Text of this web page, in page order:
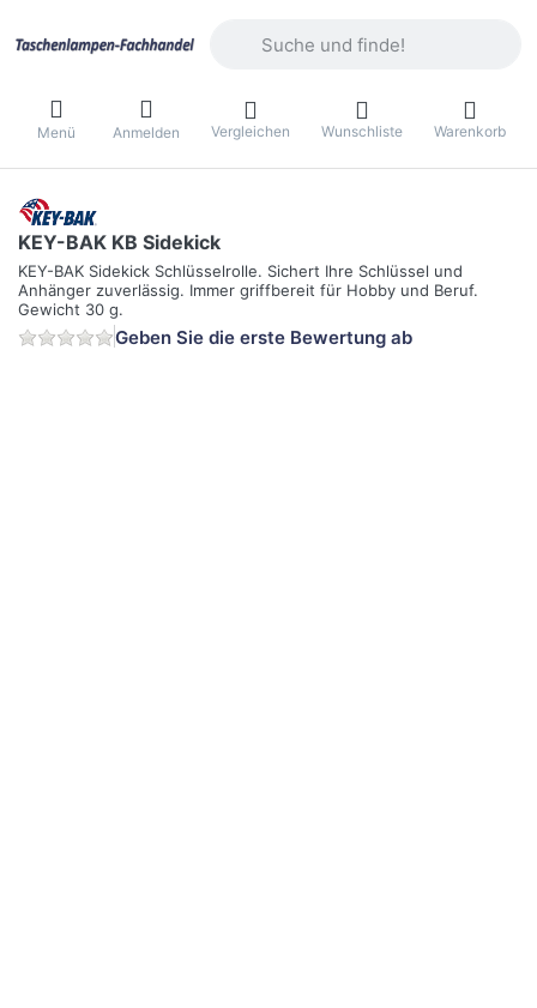
Menü Anmelden Vergleichen Wunschliste Warenkorb
KEY-BAK KB Sidekick
KEY-BAK Sidekick Schlüsselrolle. Sichert Ihre Schlüssel und
Anhänger zuverlässig. Immer griffbereit für Hobby und Beruf.
Gewicht 30 g.
Geben Sie die erste Bewertung ab